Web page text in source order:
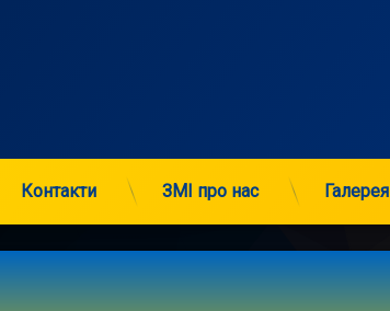
Контакти ЗМІ про нас Галерея